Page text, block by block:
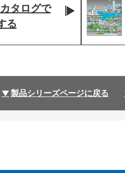
タログで
る
製品シリーズページに戻る